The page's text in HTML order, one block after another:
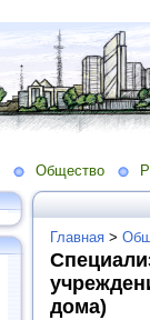
Общество
Главная >
дома)